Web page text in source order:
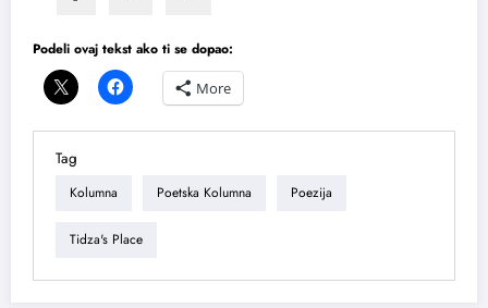
Podeli ovaj tekst ako ti se dopao:
More
Tag
Kolumna Poetska Kolumna Poezija
Tidza's Place